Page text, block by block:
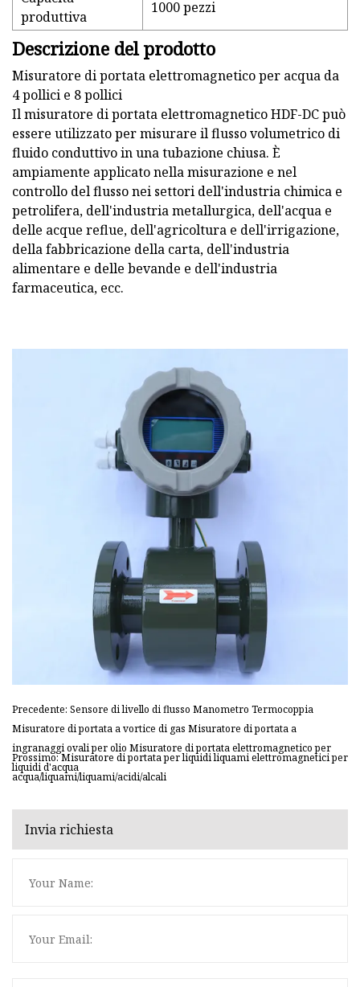
produttiva
1000 pezzi
Descrizione del prodotto
Misuratore di portata elettromagnetico per acqua da
4 pollici e 8 pollici
Il misuratore di portata elettromagnetico HDF-DC può
essere utilizzato per misurare il flusso volumetrico di
fluido conduttivo in una tubazione chiusa. È
ampiamente applicato nella misurazione e nel
controllo del flusso nei settori dell'industria chimica e
petrolifera, dell'industria metallurgica, dell'acqua e
delle acque reflue, dell'agricoltura e dell'irrigazione,
della fabbricazione della carta, dell'industria
alimentare e delle bevande e dell'industria
farmaceutica, ecc.
Precedente: Sensore di livello di flusso Manometro Termocoppia
Misuratore di portata a vortice di gas Misuratore di portata a
ingranaggi ovali per olio Misuratore di portata elettromagnetico per
liquidi d'acqua
Prossimo: Misuratore di portata per liquidi liquami elettromagnetici per
acqua/liquami/liquami/acidi/alcali
Invia richiesta